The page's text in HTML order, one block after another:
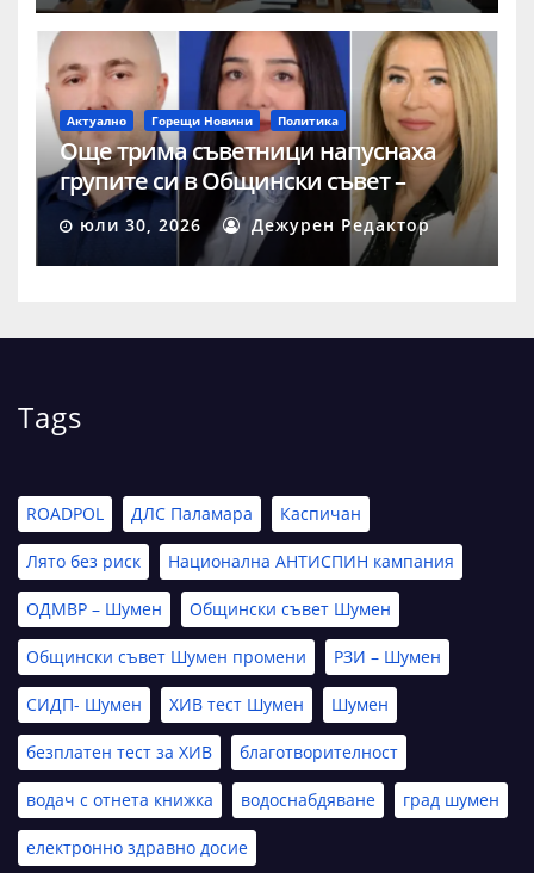
Актуално Горещи Новини Политика
Още трима съветници напуснаха
групите си в Общински съвет –
Шумен
юли 30, 2026 Дежурен Редактор
Tags
ROADPOL ДЛС Паламара Каспичан
Лято без риск Национална АНТИСПИН кампания
ОДМВР – Шумен Общински съвет Шумен
Общински съвет Шумен промени РЗИ – Шумен
СИДП- Шумен ХИВ тест Шумен Шумен
безплатен тест за ХИВ благотворителност
водач с отнета книжка водоснабдяване град шумен
електронно здравно досие